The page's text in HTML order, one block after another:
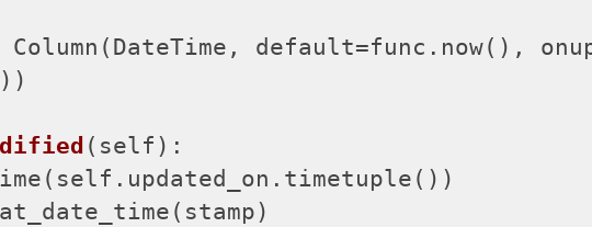
Column(DateTime, default=func.now(),
))
(self) :